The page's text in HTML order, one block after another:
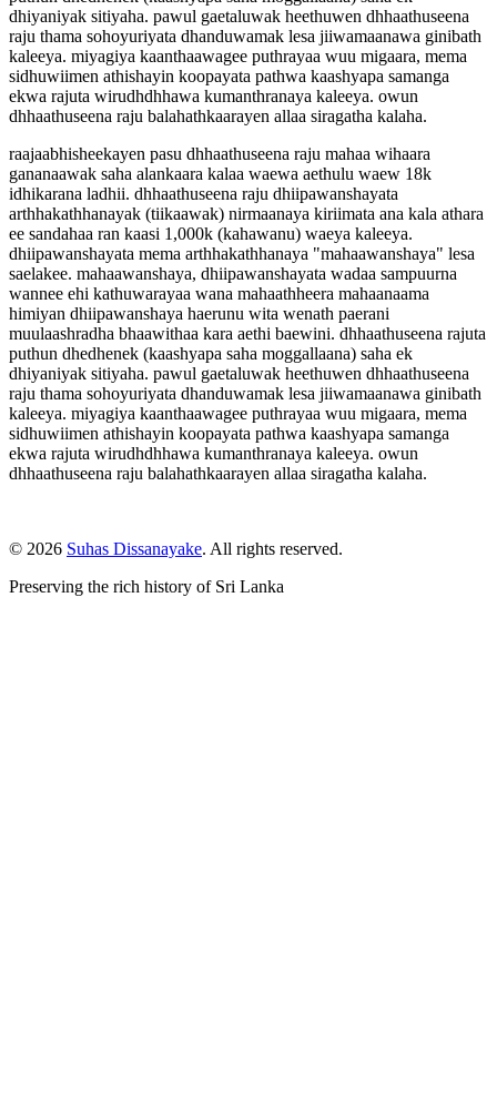
dhiyaniyak sitiyaha. pawul gaetaluwak heethuwen dhhaathuseena
raju thama sohoyuriyata dhanduwamak lesa jiiwamaanawa ginibath
kaleeya. miyagiya kaanthaawagee puthrayaa wuu migaara, mema
sidhuwiimen athishayin koopayata pathwa kaashyapa samanga
ekwa rajuta wirudhdhhawa kumanthranaya kaleeya. owun
dhhaathuseena raju balahathkaarayen allaa siragatha kalaha.
raajaabhisheekayen pasu dhhaathuseena raju mahaa wihaara
gananaawak saha alankaara kalaa waewa aethulu waew 18k
idhikarana ladhii. dhhaathuseena raju dhiipawanshayata
arthhakathhanayak (tiikaawak) nirmaanaya kiriimata ana kala athara
ee sandahaa ran kaasi 1,000k (kahawanu) waeya kaleeya.
dhiipawanshayata mema arthhakathhanaya "mahaawanshaya" lesa
saelakee. mahaawanshaya, dhiipawanshayata wadaa sampuurna
wannee ehi kathuwarayaa wana mahaathheera mahaanaama
himiyan dhiipawanshaya haerunu wita wenath paerani
muulaashradha bhaawithaa kara aethi baewini. dhhaathuseena rajuta
puthun dhedhenek (kaashyapa saha moggallaana) saha ek
dhiyaniyak sitiyaha. pawul gaetaluwak heethuwen dhhaathuseena
raju thama sohoyuriyata dhanduwamak lesa jiiwamaanawa ginibath
kaleeya. miyagiya kaanthaawagee puthrayaa wuu migaara, mema
sidhuwiimen athishayin koopayata pathwa kaashyapa samanga
ekwa rajuta wirudhdhhawa kumanthranaya kaleeya. owun
dhhaathuseena raju balahathkaarayen allaa siragatha kalaha.
© 2026 Suhas Dissanayake. All rights reserved.
Preserving the rich history of Sri Lanka